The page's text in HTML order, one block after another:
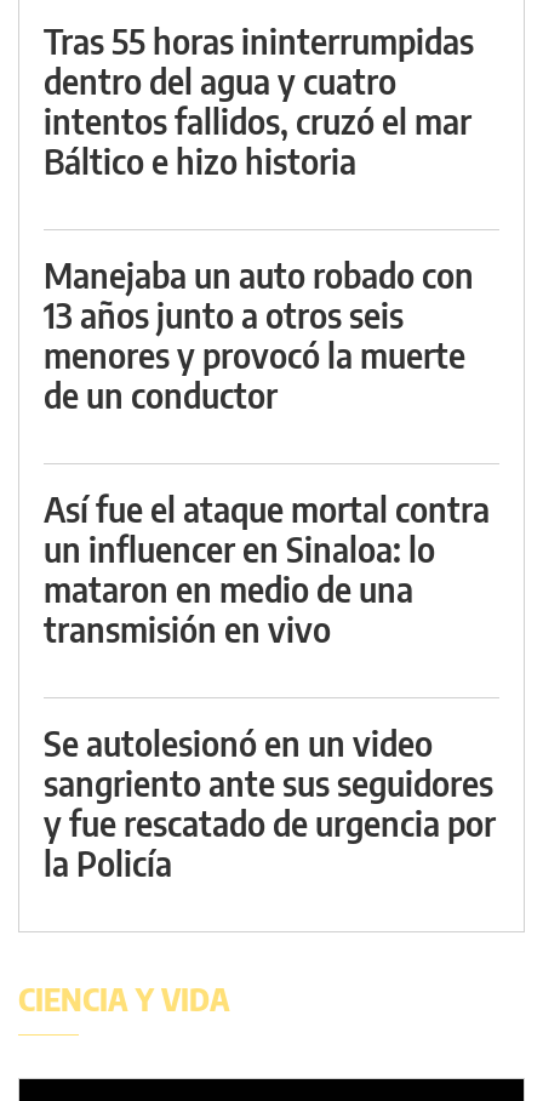
Tras 55 horas ininterrumpidas
dentro del agua y cuatro
intentos fallidos, cruzó el mar
Báltico e hizo historia
Manejaba un auto robado con
13 años junto a otros seis
menores y provocó la muerte
de un conductor
Así fue el ataque mortal contra
un influencer en Sinaloa: lo
mataron en medio de una
transmisión en vivo
Se autolesionó en un video
sangriento ante sus seguidores
y fue rescatado de urgencia por
la Policía
CIENCIA Y VIDA